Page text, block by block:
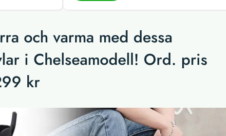
och varma med dessa
i Chelseamodell! Ord. pris
kr